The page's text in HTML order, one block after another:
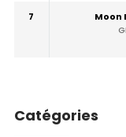
7
Moon
Catégories